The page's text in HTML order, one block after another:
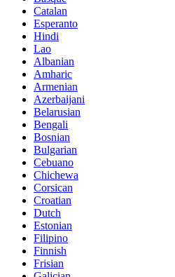
Catalan
Esperanto
Hindi
Lao
Albanian
Amharic
Armenian
Azerbaijani
Belarusian
Bengali
Bosnian
Bulgarian
Cebuano
Chichewa
Corsican
Croatian
Dutch
Estonian
Filipino
Finnish
Frisian